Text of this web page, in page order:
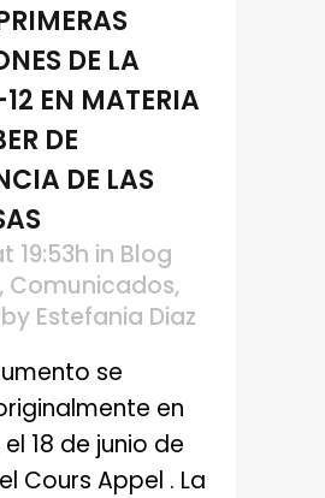
DE LA
EN MATERIA
DE
DE LAS
19:53h in Blog
, Comunicados,
by Estefania Diaz
se
en
18 de junio de
Cours Appel . La